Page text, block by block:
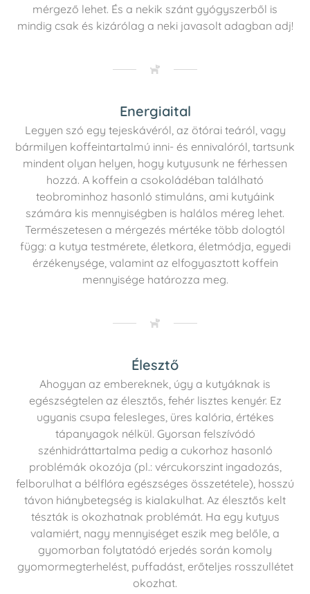
mérgező lehet. És a nekik szánt gyógyszerből is
mindig csak és kizárólag a neki javasolt adagban adj!
Energiaital
Legyen szó egy tejeskávéról, az ötórai teáról, vagy
bármilyen koffeintartalmú inni- és ennivalóról, tartsunk
mindent olyan helyen, hogy kutyusunk ne férhessen
hozzá. A koffein a csokoládéban található
teobrominhoz hasonló stimuláns, ami kutyáink
számára kis mennyiségben is halálos méreg lehet.
Természetesen a mérgezés mértéke több dologtól
függ: a kutya testmérete, életkora, életmódja, egyedi
érzékenysége, valamint az elfogyasztott koffein
mennyisége határozza meg.
Élesztő
Ahogyan az embereknek, úgy a kutyáknak is
egészségtelen az élesztős, fehér lisztes kenyér. Ez
ugyanis csupa felesleges, üres kalória, értékes
tápanyagok nélkül. Gyorsan felszívódó
szénhidráttartalma pedig a cukorhoz hasonló
problémák okozója (pl.: vércukorszint ingadozás,
felborulhat a bélflóra egészséges összetétele), hosszú
távon hiánybetegség is kialakulhat. Az élesztős kelt
tészták is okozhatnak problémát. Ha egy kutyus
valamiért, nagy mennyiséget eszik meg belőle, a
gyomorban folytatódó erjedés során komoly
gyomormegterhelést, puffadást, erőteljes rosszullétet
okozhat.